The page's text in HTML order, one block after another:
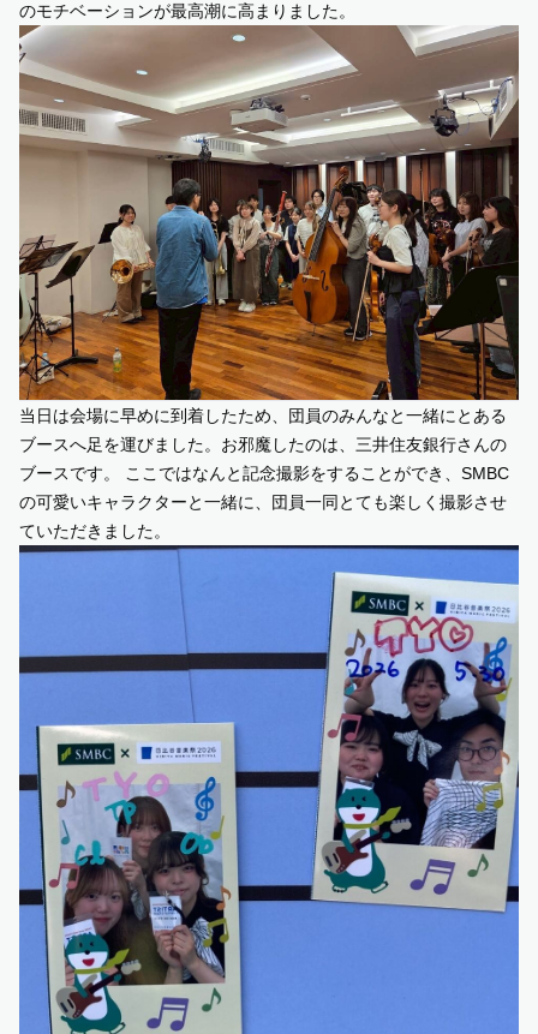
のモチベーションが最高潮に高まりました。
当日は会場に早めに到着したため、団員のみんなと一緒にとある
ブースへ足を運びました。お邪魔したのは、三井住友銀行さんの
ブースです。 ここではなんと記念撮影をすることができ、SMBC
の可愛いキャラクターと一緒に、団員一同とても楽しく撮影させ
ていただきました。